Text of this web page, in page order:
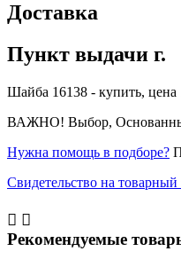
Доставка
Пункт выдачи г.
Шайба 16138 - купить, цена
ВАЖНО! Выбор, Основанный
Нужна помощь в подборе?
Свидетельство на товарный
 
Рекомендуемые